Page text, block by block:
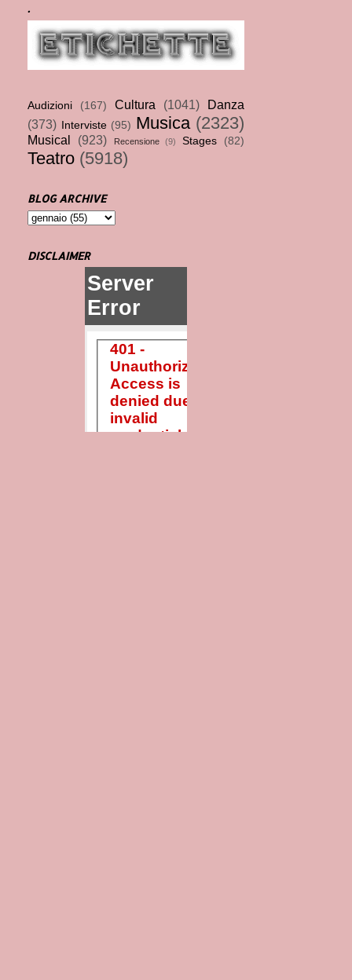
.
Audizioni (167) Cultura (1041)
Danza
(373)
Interviste (95) Musica (2323)
Musical (923) Recensione (9) Stages (82)
Teatro (5918)
BLOG ARCHIVE
DISCLAIMER